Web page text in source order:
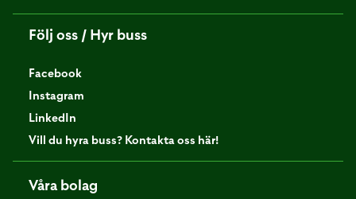
Följ oss / Hyr buss
Facebook
Instagram
LinkedIn
Vill du hyra buss? Kontakta oss här!
Våra bolag